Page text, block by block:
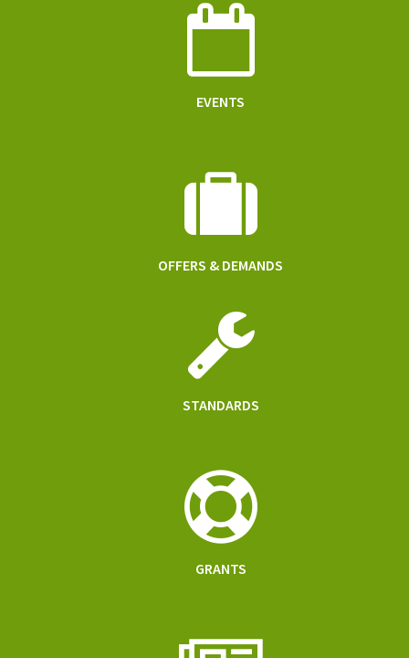
EVENTS
OFFERS & DEMANDS
STANDARDS
GRANTS